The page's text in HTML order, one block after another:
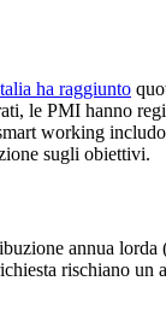
ha raggiunto
le PMI hanno
working
sugli obiettivi.
annua
rischiano